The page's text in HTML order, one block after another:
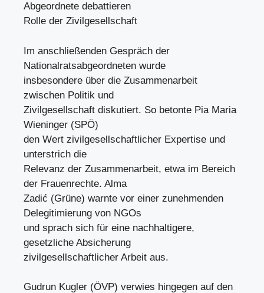
Abgeordnete debattieren
Rolle der Zivilgesellschaft
Im anschließenden Gespräch der
Nationalratsabgeordneten wurde
insbesondere über die Zusammenarbeit
zwischen Politik und
Zivilgesellschaft diskutiert. So betonte Pia Maria
Wieninger (SPÖ)
den Wert zivilgesellschaftlicher Expertise und
unterstrich die
Relevanz der Zusammenarbeit, etwa im Bereich
der Frauenrechte. Alma
Zadić (Grüne) warnte vor einer zunehmenden
Delegitimierung von NGOs
und sprach sich für eine nachhaltigere,
gesetzliche Absicherung
zivilgesellschaftlicher Arbeit aus.
Gudrun Kugler (ÖVP) verwies hingegen auf den